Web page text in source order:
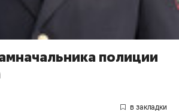
полиции